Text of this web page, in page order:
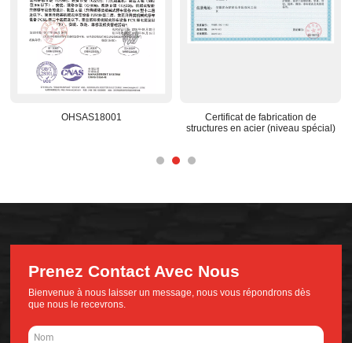
OHSAS18001
Certificat de fabrication de
structures en acier (niveau spécial)
Prenez Contact Avec Nous
Bienvenue à nous laisser un message, nous vous répondrons dès
que nous le recevrons.